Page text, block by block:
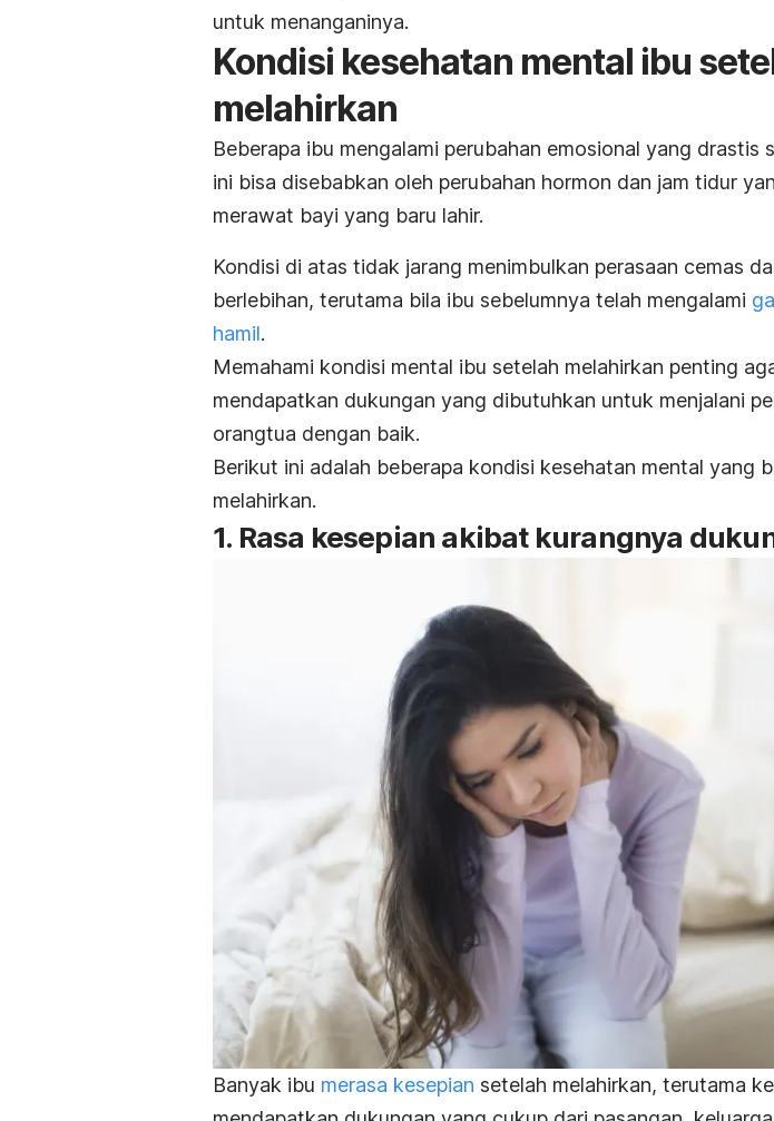
untuk menanganinya.
Kondisi kesehatan mental ibu
melahirkan
Beberapa ibu mengalami perubahan emosional yang drastis
ini bisa disebabkan oleh perubahan hormon dan jam tidur
merawat bayi yang baru lahir.
Kondisi di atas tidak jarang menimbulkan perasaan cemas
berlebihan, terutama bila ibu sebelumnya telah mengalami
hamil.
Memahami kondisi mental ibu setelah melahirkan penting
mendapatkan dukungan yang dibutuhkan untuk menjalani
orangtua dengan baik.
Berikut ini adalah beberapa kondisi kesehatan mental yang
melahirkan.
1. Rasa kesepian akibat kurangnya
Banyak ibu merasa kesepian setelah melahirkan, terutama